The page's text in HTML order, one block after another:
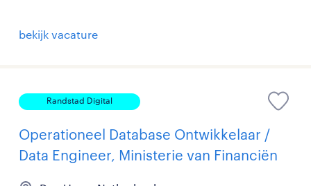
bekijk vacature
Randstad Digital
Operationeel Database Ontwikkelaar /
Data Engineer, Ministerie van Financiën